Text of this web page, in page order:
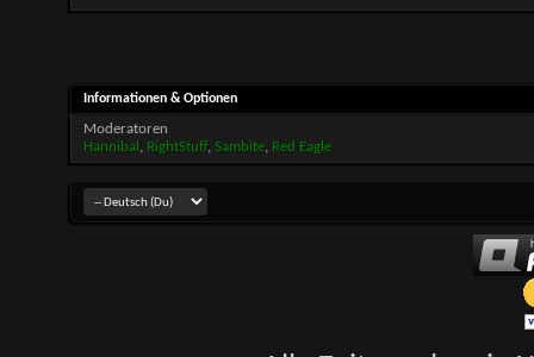
Informationen & Optionen
Moderatoren
Hannibal , RightStuff, Sambite, Red Eagle